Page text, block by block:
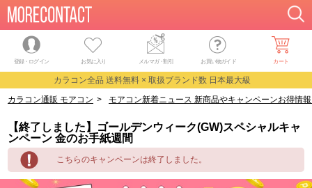
登録・ログイン お気に入り メルマガ・割引 お買い物ガイド カート
カラコン全品 送料無料 × 取扱ブランド数 日本最大級
カラコン通販 モアコン > モアコン新着ニュース 新商品やキャンペーンお得情
【終了しました】ゴールデンウィーク(GW)スペシャルキャ
ンペーン 金のお手紙週間
こちらのキャンペーンは終了しました。